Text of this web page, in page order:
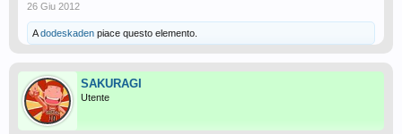
26 Giu 2012
Adodeskaden piace questo elemento.
SAKURAGI
Utente